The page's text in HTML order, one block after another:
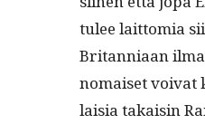
tulee lait­to­mia
Bri­tan­ni­aan
nomaiset
laisia takaisin